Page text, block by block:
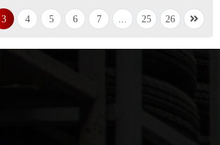
3 4 5 6 7 25 26